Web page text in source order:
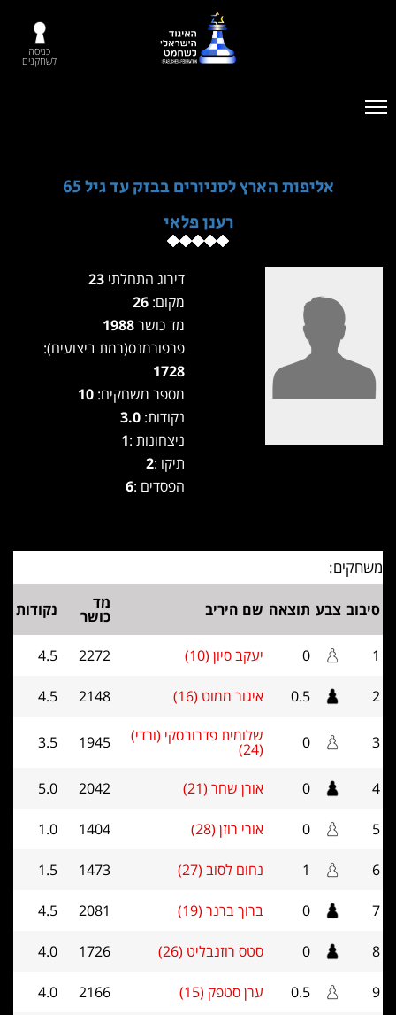
כניסה
לשחקנים
אליפות הארץ לסניורים בבזק עד גיל 65
רענן פלאי
דירוג התחלתי
מקום:
מד כושר
פרפורמנס(רמת ביצועים):
1728
מספר משחקים:
נקודות: 3.0
ניצחונות :1
תיקו :2
הפסדים :6
משחקים:
סיבוב צבע תוצאה שם היריב מד
כושר נקודות
1
0 יעקב סיון (10) 2272
4.5
2
0.5 איגור ממוט (16) 2148
4.5
3
0 שלומית פדרובסקי (ורדי)
(24)
1945
3.5
4
0 אורן שחר (21) 2042
5.0
5
0 אורי רוזן (28) 1404
1.0
6
1 נחום לסוב (27) 1473
1.5
7
0 ברוך ברנר (19) 2081
4.5
8
0 סטס רוזנבליט (26) 1726
4.0
9
0.5 ערן סטפק (15) 2166
4.0